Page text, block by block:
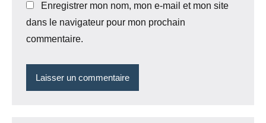
Enregistrer mon nom, mon e-mail et mon site
dans le navigateur pour mon prochain
commentaire.